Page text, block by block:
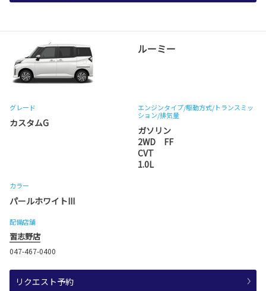
ルーミー
グレード
カスタムG
エンジンタイプ/駆動方式/トランスミッ
ション/排気量
ガソリン
2WD FF
CVT
1.0L
カラー
パールホワイトIII
配備店舗
習志野店
047-467-0400
リクエスト予約